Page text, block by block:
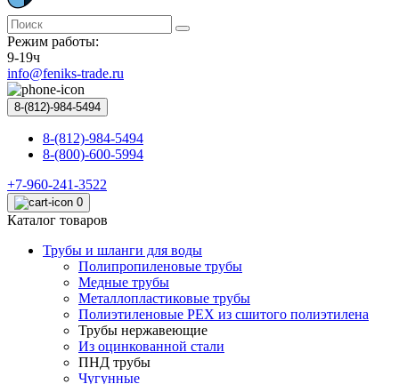
Режим работы:
9-19ч
info@feniks-trade.ru
8-(812)-984-5494
8-(812)-984-5494
8-(800)-600-5994
+7-960-241-3522
0
Каталог товаров
Трубы и шланги для воды
Полипропиленовые трубы
Медные трубы
Металлопластиковые трубы
Полиэтиленовые PEX из сшитого полиэтилена
Трубы нержавеющие
Из оцинкованной стали
ПНД трубы
Чугунные